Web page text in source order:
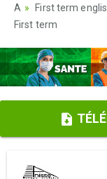
A
First term
First term